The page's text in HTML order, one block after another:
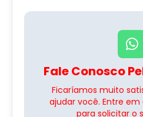
Fale Conosco
Ficaríamos muito
ajudar você. Entre
para solicitar o